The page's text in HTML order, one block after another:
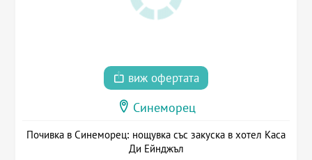
виж офертата
Синеморец
Почивка в Синеморец: нощувка със закуска в хотел Каса
Ди Ейнджъл